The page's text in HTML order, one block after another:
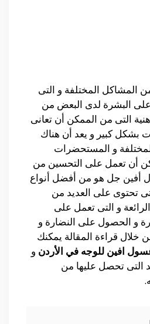
المشاكل المختلفة و التى
البشرة لدى البعض من
التى من الممكن أن تعانى
بشكل كبير و يعد أن هناك
و المستحضرات
أن تعمل على التحسين من
أفين جل هو من أفضل أنواع
تحتوى على العديد من
و التى تعمل على
و الحصول على النضارة و
خلال قراءة المقالة يمكنك
افين للوجه في الأردن و
التى تحصل عليها من